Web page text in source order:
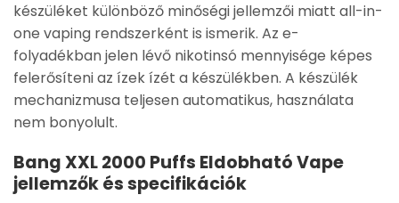
készüléket különböző minőségi jellemzői miatt all-in-
one vaping rendszerként is ismerik. Az e-
folyadékban jelen lévő nikotinsó mennyisége képes
felerősíteni az ízek ízét a készülékben. A készülék
mechanizmusa teljesen automatikus, használata
nem bonyolult.
Bang XXL 2000 Puffs Eldobható Vape
jellemzők és specifikációk